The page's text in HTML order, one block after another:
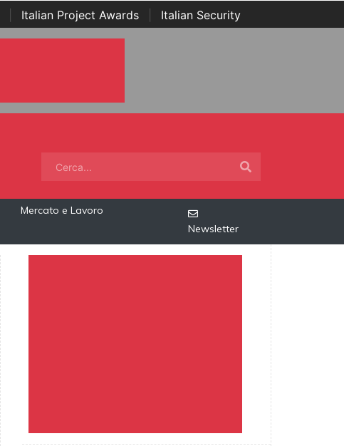
Italian Project Awards
Italian Security
Mercato e Lavoro
Newsletter